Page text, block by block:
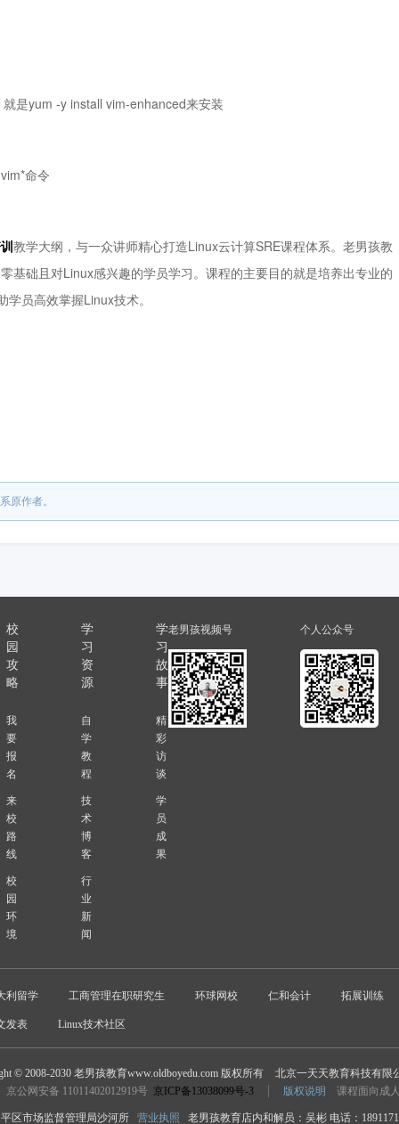
yum -y install vim-enhanced来安装
命令
教学大纲，与一众讲师精心打造Linux云计算SRE课程体系。老男孩教
基础且对Linux感兴趣的学员学习。课程的主要目的就是培养出专业的
员高效掌握Linux技术。
原作者。
校
园
攻
略
我
要
报
名
来
校
路
线
校
园
环
境
学
习
资
源
自
学
教
程
技
术
博
客
行
业
新
闻
学
习
故
事
精
彩
访
谈
学
员
成
果
老男孩视频号 个人公众号
利留学 工商管理在职研究生 环球网校 仁和会计 拓展训练
发表 Linux技术社区
© 2008-2030 老男孩教育www.oldboyedu.com 版权所有
北京一天天教育科技有限
京公网安备 11011402012919号 京ICP备13038099号-3 版权说明 课程面向成
区市场监督管理局沙河所 营业执照 老男孩教育店内和解员：吴彬 电话：